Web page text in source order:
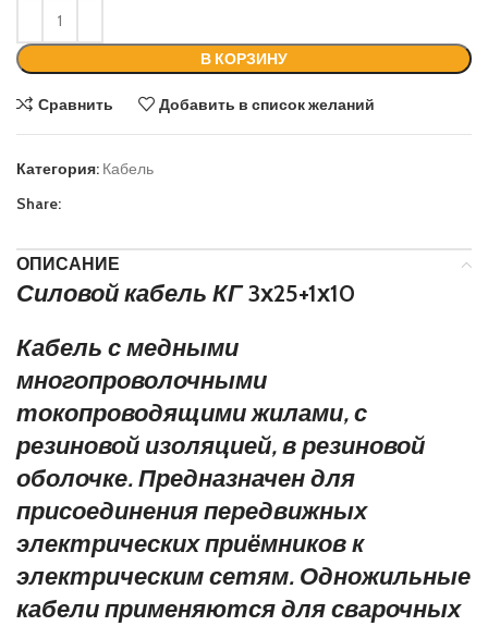
В КОРЗИНУ
Сравнить Добавить в список желаний
Категория: Кабель
Share:
ОПИСАНИЕ
Силовой кабель КГ3х25+1х10
Кабель с медными
многопроволочными
токопроводящими жилами, с
резиновой изоляцией, в резиновой
оболочке. Предназначен для
присоединения передвижных
электрических приёмников к
электрическим сетям. Одножильные
кабели применяются для сварочных